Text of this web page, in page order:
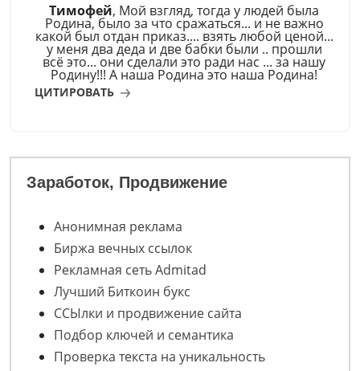
Тимофей, Мой взгляд, тогда у людей была
Родина, было за что сражаться... и не важно
какой был отдан приказ.... взять любой ценой...
у меня два деда и две бабки были .. прошли
всё это... они сделали это ради нас ... за нашу
Родину!!! А наша Родина это наша Родина!
ЦИТИРОВАТЬ
Заработок, Продвижение
Анонимная реклама
Биржа вечных ссылок
Рекламная сеть Admitad
Лучший Биткоин букс
ССЫлки и продвижение сайта
Подбор ключей и семантика
Проверка текста на уникальность